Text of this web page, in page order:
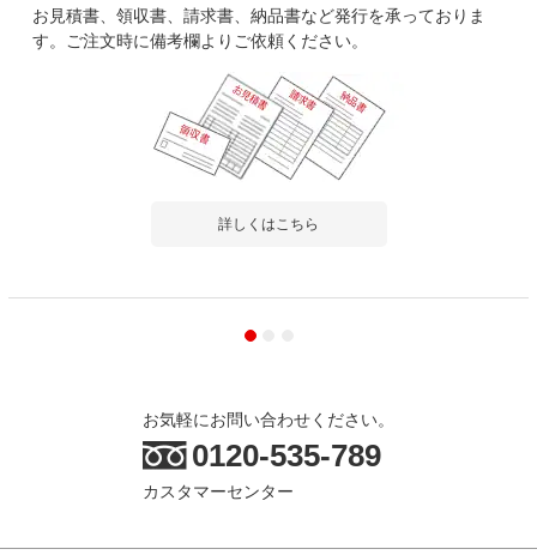
お見積書、領収書、請求書、納品書など発行を承っておりま
す。ご注文時に備考欄よりご依頼ください。
詳しくはこちら
お気軽にお問い合わせください。
0120-535-789
カスタマーセンター